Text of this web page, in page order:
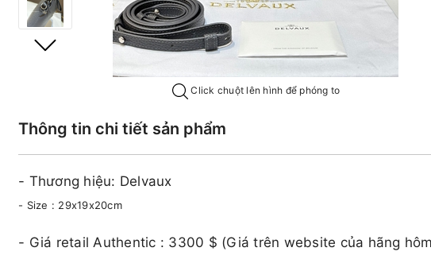
Click chuột lên hình để phóng to
Thông tin chi tiết sản phẩm
- Thương hiệu: Delvaux
- Size : 29x19x20cm
​​​- Giá retail Authentic : 3300 $ (Giá trên website của hãng